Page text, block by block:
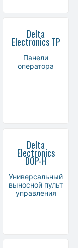
Delta
Electronics TP
Панели
оператора
Delta
Electronics
DOP-H
Универсальный
выносной пульт
управления